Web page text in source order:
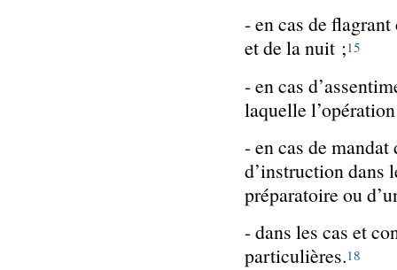
- en cas de flagrant
et de la nuit ;15
- en cas
laquelle
- en cas de
d’instruction dans
préparatoire ou
- dans les cas et
particulières.18